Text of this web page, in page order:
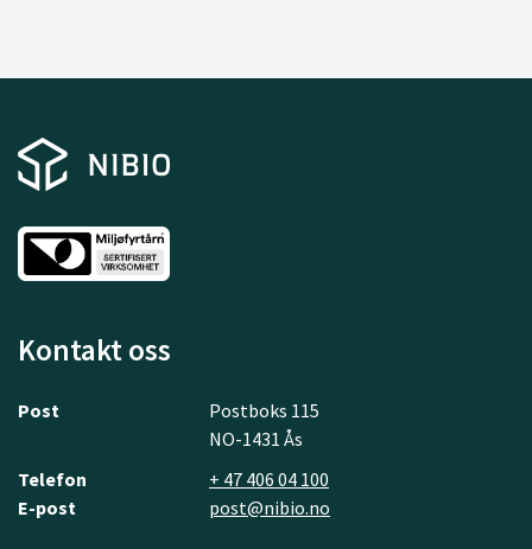
Kontakt oss
Post
Postboks 115
NO-1431 Ås
Telefon
+ 47 406 04 100
E-post
post@nibio.no